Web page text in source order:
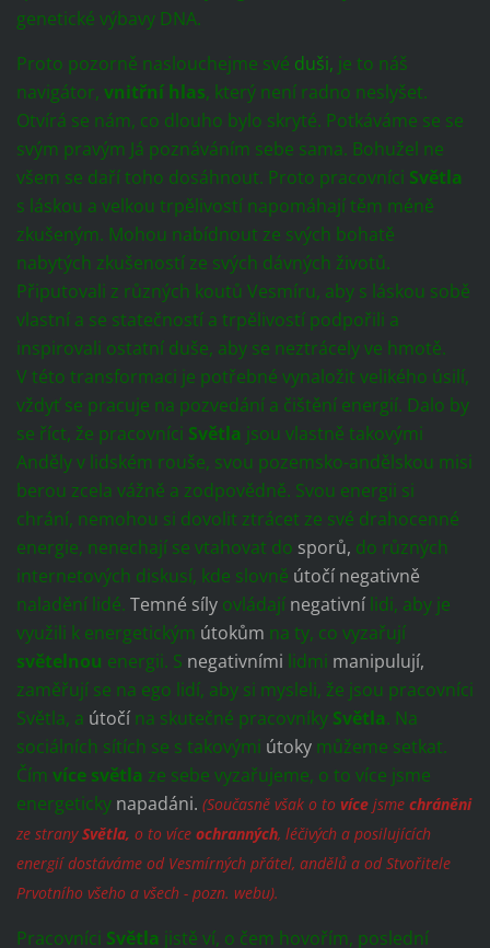
genetické výbavy DNA.
Proto pozorně naslouchejme své duši, je to náš
navigátor, vnitřní hlas, který není radno neslyšet.
Otvírá se nám, co dlouho bylo skryté. Potkáváme se se
svým pravým Já poznáváním sebe sama. Bohužel ne
všem se daří toho dosáhnout. Proto pracovníci Světla
s láskou a velkou trpělivostí napomáhají těm méně
zkušeným. Mohou nabídnout ze svých bohatě
nabytých zkušeností ze svých dávných životů.
Připutovali z různých koutů Vesmíru, aby s láskou sobě
vlastní a se statečností a trpělivostí podpořili a
inspirovali ostatní duše, aby se neztrácely ve hmotě.
V této transformaci je potřebné vynaložit velikého úsilí,
vždyť se pracuje na pozvedání a čištění energií. Dalo by
se říct, že pracovníci Světla jsou vlastně takovými
Anděly v lidském rouše, svou pozemsko-andělskou misi
berou zcela vážně a zodpovědně. Svou energii si
chrání, nemohou si dovolit ztrácet ze své drahocenné
energie, nenechají se vtahovat do sporů, do různých
internetových diskusí, kde slovně útočí negativně
naladění lidé. Temné sílyovládají negativnílidi, aby je
využili k energetickým útokům na ty, co vyzařují
světelnou energii. S negativními lidmi manipulují,
zaměřují se na ego lidí, aby si mysleli, že jsou pracovníci
Světla, a útočí na skutečné pracovníky Světla. Na
sociálních sítích se s takovými útokymůžeme setkat.
Čím více světla ze sebe vyzařujeme, o to více jsme
energeticky napadáni. (Současně však o to vícejsme chráněni
ze stranySvětla, o to více ochranných, léčivých a posilujících
energií dostáváme od Vesmírných přátel, andělů a od Stvořitele
Prvotního všeho a všech - pozn. webu).
Pracovníci Světla jistě ví, o čem hovořím, poslední